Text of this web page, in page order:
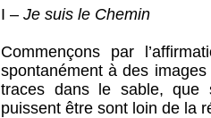
I –Je suis le Chemin
Commençons par
spontanément à des
traces dans le sable, que
puissent être sont loin de la